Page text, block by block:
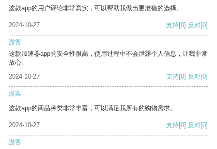
这款app的用户评论非常真实，可以帮助我做出更准确的选择。
2024-10-27 支持[0] 反对[0]
游客
这款加速器app的安全性很高，使用过程中不会泄露个人信息，让我非常
放心。
2024-10-27
支持[0] 反对[0]
游客
这款app的商品种类非常丰富，可以满足我所有的购物需求。
2024-10-27 支持[0] 反对[0]
游客